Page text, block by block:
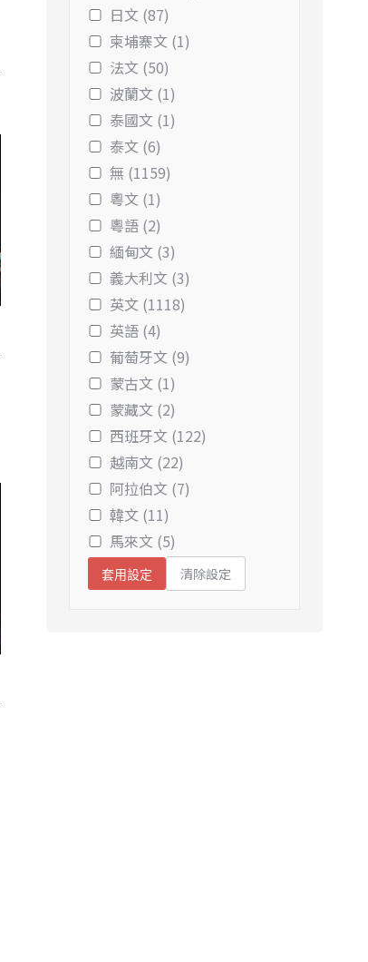
日文 (87)
柬埔寨文 (1)
法文 (50)
波蘭文 (1)
泰國文 (1)
泰文 (6)
無 (1159)
粵文 (1)
粵語 (2)
緬甸文 (3)
義大利文 (3)
英文 (1118)
英語 (4)
葡萄牙文 (9)
蒙古文 (1)
蒙藏文 (2)
西班牙文 (122)
越南文 (22)
阿拉伯文 (7)
韓文 (11)
馬來文 (5)
套用設定 清除設定